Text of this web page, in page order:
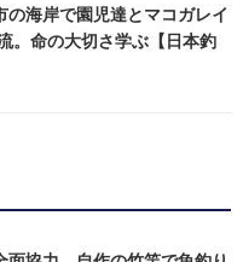
の海岸で園児達とマコガレイ
。命の大切さ学ぶ【日本釣